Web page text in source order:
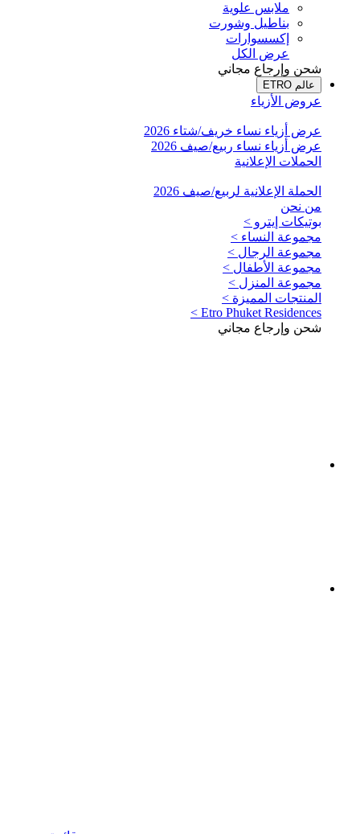
ملابس علوية
بناطيل وشورت
إكسسوارات
عرض الكل
شحن وإرجاع مجاني
عالم ETRO
عروض الأزياء
عرض أزياء نساء خريف/شتاء 2026
عرض أزياء نساء ربيع/صيف 2026
الحملات الإعلانية
الحملة الإعلانية لربيع/صيف 2026
من نحن
بوتيكات إيترو >
مجموعة النساء >
مجموعة الرجال >
مجموعة الأطفال >
مجموعة المنزل >
المنتجات المميزة >
Etro Phuket Residences >
شحن وإرجاع مجاني